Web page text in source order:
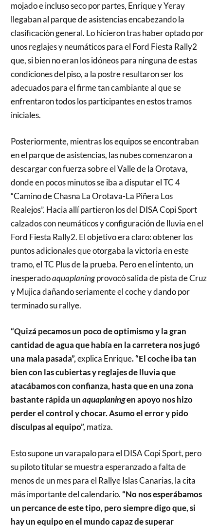
mojado e incluso seco por partes, Enrique y Yeray
llegaban al parque de asistencias encabezando la
clasificación general. Lo hicieron tras haber optado por
unos reglajes y neumáticos para el Ford Fiesta Rally2
que, si bien no eran los idóneos para ninguna de estas
condiciones del piso, a la postre resultaron ser los
adecuados para el firme tan cambiante al que se
enfrentaron todos los participantes en estos tramos
iniciales.
Posteriormente, mientras los equipos se encontraban
en el parque de asistencias, las nubes comenzaron a
descargar con fuerza sobre el Valle de la Orotava,
donde en pocos minutos se iba a disputar el TC 4
“Camino de Chasna La Orotava-La Piñera Los
Realejos”. Hacia allí partieron los del DISA Copi Sport
calzados con neumáticos y configuración de lluvia en el
Ford Fiesta Rally2. El objetivo era claro: obtener los
puntos adicionales que otorgaba la victoria en este
tramo, el TC Plus de la prueba. Pero en el intento, un
inesperadoaquaplaningprovocó salida de pista de Cruz
y Mujica dañando seriamente el coche y dando por
terminado su rallye.
“Quizá pecamos un poco de optimismo y la gran
cantidad de agua que había en la carretera nos jugó
una mala pasada”,explica Enrique. “El coche iba tan
bien con las cubiertas y reglajes de lluvia que
atacábamos con confianza, hasta que en una zona
bastante rápida unaquaplaningen apoyo nos hizo
perder el control y chocar. Asumo el error y pido
disculpas al equipo”,matiza.
Esto supone un varapalo para el DISA Copi Sport, pero
su piloto titular se muestra esperanzado a falta de
menos de un mes para el Rallye Islas Canarias, la cita
más importante del calendario.“No nos esperábamos
un percance de este tipo, pero siempre digo que, si
hay un equipo en el mundo capaz de superar